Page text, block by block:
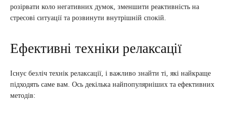
розірвати коло негативних думок, зменшити реактивність на
стресові ситуації та розвинути внутрішній спокій.
Ефективні техніки релаксації
Існує безліч технік релаксації, і важливо знайти ті, які найкраще
підходять саме вам. Ось декілька найпопулярніших та ефективних
методів: